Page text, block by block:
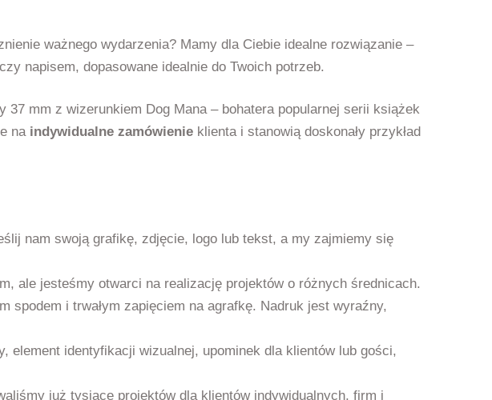
ważnego wydarzenia? Mamy dla Ciebie idealne rozwiązanie –
napisem, dopasowane idealnie do Twoich potrzeb.
37 mm z wizerunkiem Dog Mana – bohatera popularnej serii książek
na indywidualne zamówienie klienta i stanowią doskonały przykład
nam swoją grafikę, zdjęcie, logo lub tekst, a my zajmiemy się
ale jesteśmy otwarci na realizację projektów o różnych średnicach.
spodem i trwałym zapięciem na agrafkę. Nadruk jest wyraźny,
element identyfikacji wizualnej, upominek dla klientów lub gości,
już tysiące projektów dla klientów indywidualnych, firm i